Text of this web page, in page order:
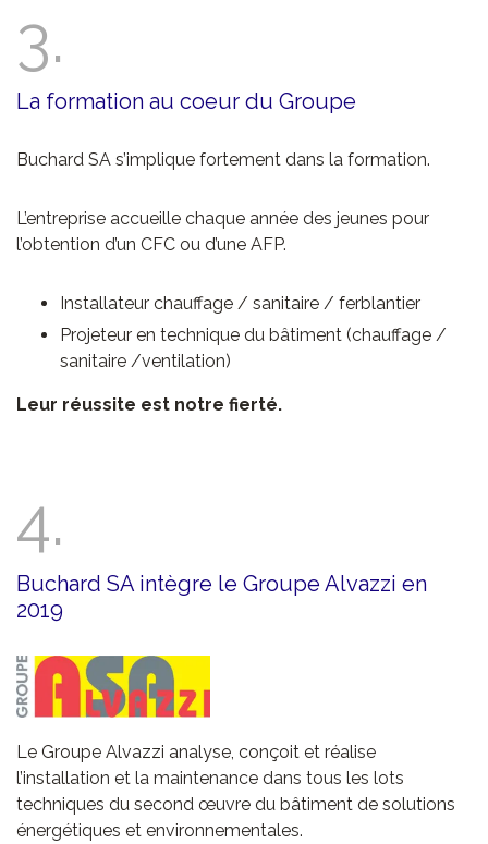
3.
La formation au coeur du Groupe
Buchard SA s’implique fortement dans la formation.
L’entreprise accueille chaque année des jeunes pour
l’obtention d’un CFC ou d’une AFP.
Installateur chauffage / sanitaire / ferblantier
Projeteur en technique du bâtiment (chauffage /
sanitaire /ventilation)
Leur réussite est notre fierté.
4.
Buchard SA intègre le Groupe Alvazzi en
2019
Le Groupe Alvazzi analyse, conçoit et réalise
l’installation et la maintenance dans tous les lots
techniques du second œuvre du bâtiment de solutions
énergétiques et environnementales.